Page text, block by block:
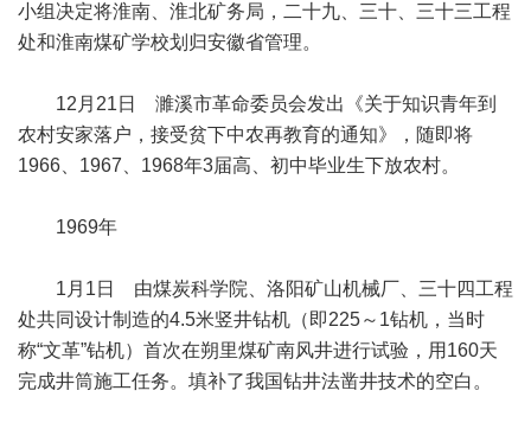
小组决定将淮南、淮北矿务局，二十九、三十、三十三工程
处和淮南煤矿学校划归安徽省管理。
12月21日 濉溪市革命委员会发出《关于知识青年到
农村安家落户，接受贫下中农再教育的通知》，随即将
1966、1967、1968年3届高、初中毕业生下放农村。
1969年
1月1日 由煤炭科学院、洛阳矿山机械厂、三十四工程
处共同设计制造的4.5米竖井钻机（即225～1钻机，当时
称“文革”钻机）首次在朔里煤矿南风井进行试验，用160天
完成井筒施工任务。填补了我国钻井法凿井技术的空白。